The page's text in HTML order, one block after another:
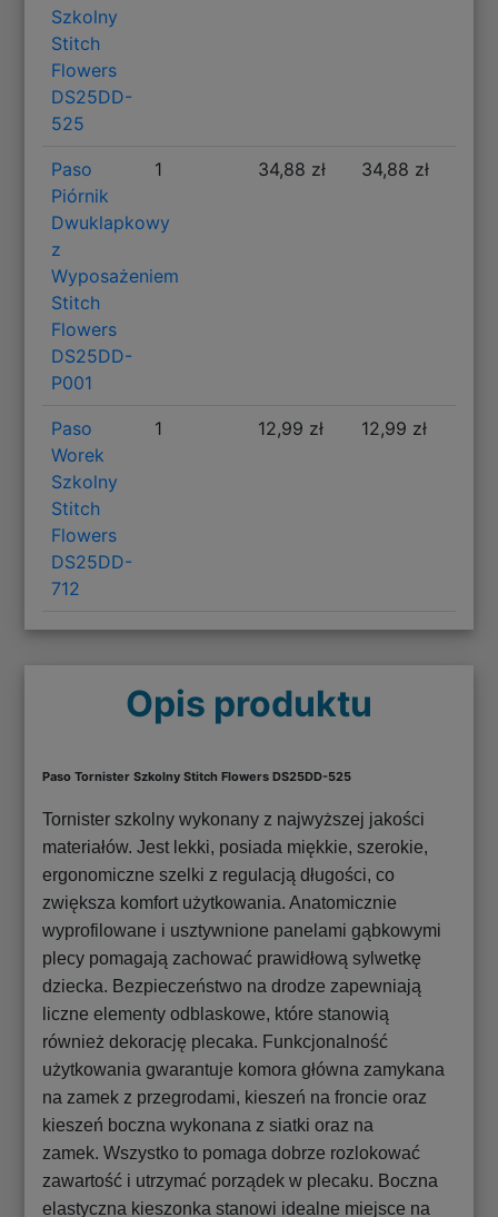
Szkolny
Stitch
Flowers
DS25DD-
525
Paso
Piórnik
Dwuklapkowy
z
Wyposażeniem
Stitch
Flowers
DS25DD-
P001
1 34,88 zł 34,88 zł
Paso
Worek
Szkolny
Stitch
Flowers
DS25DD-
712
1 12,99 zł 12,99 zł
Opis produktu
Paso Tornister Szkolny Stitch Flowers DS25DD-525
Tornister szkolny wykonany z najwyższej jakości
materiałów. Jest lekki, posiada miękkie, szerokie,
ergonomiczne szelki z regulacją długości, co
zwiększa komfort użytkowania. Anatomicznie
wyprofilowane i usztywnione panelami gąbkowymi
plecy pomagają zachować prawidłową sylwetkę
dziecka. Bezpieczeństwo na drodze zapewniają
liczne elementy odblaskowe, które stanowią
również dekorację plecaka. Funkcjonalność
użytkowania gwarantuje komora główna zamykana
na zamek z przegrodami, kieszeń na froncie oraz
kieszeń boczna wykonana z siatki oraz na
zamek. Wszystko to pomaga dobrze rozlokować
zawartość i utrzymać porządek w plecaku. Boczna
elastyczna kieszonka stanowi idealne miejsce na